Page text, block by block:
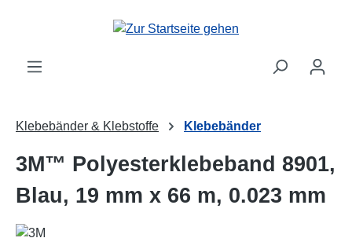
Zum Hauptinhalt springen
Klebebänder & Klebstoffe Klebebänder
3M™ Polyesterklebeband 8901,
Blau, 19 mm x 66 m, 0.023 mm